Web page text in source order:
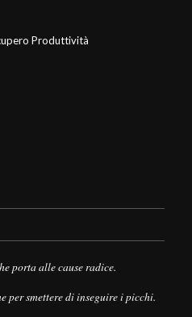
Produttività
porta alle cause radice.
smettere di inseguire i picchi.